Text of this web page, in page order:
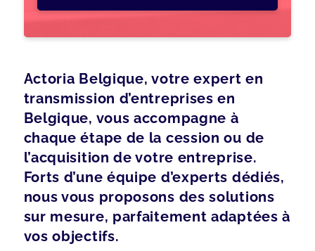
Actoria Belgique, votre expert en
transmission d’entreprises en
Belgique, vous accompagne à
chaque étape de la cession ou de
l’acquisition de votre entreprise.
Forts d’une équipe d’experts dédiés,
nous vous proposons des solutions
sur mesure, parfaitement adaptées à
vos objectifs.